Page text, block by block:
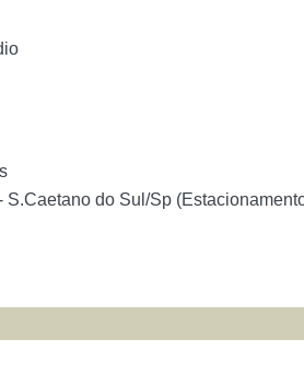
S.Caetano do Sul/Sp